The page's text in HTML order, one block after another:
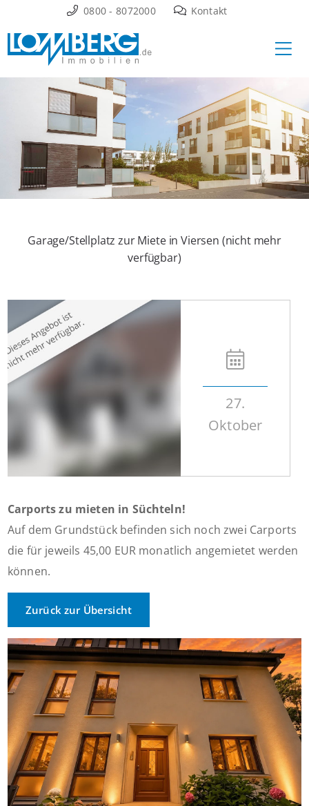
Inhalt
springen
0800 - 8072000 Kontakt
Garage/Stellplatz zur Miete in Viersen (nicht mehr
verfügbar)
27.
Oktober
Carports zu mieten in Süchteln!
Auf dem Grundstück befinden sich noch zwei Carports
die für jeweils 45,00 EUR monatlich angemietet werden
können.
Zurück zur Übersicht